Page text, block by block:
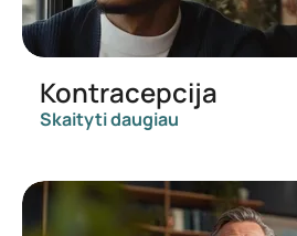
Kontracepcija
Skaityti daugiau